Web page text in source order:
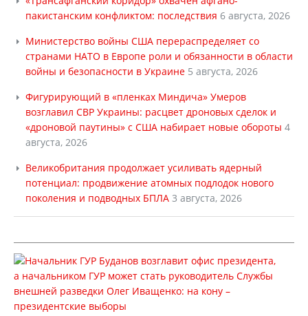
пакистанским конфликтом: последствия 6 августа, 2026
Министерство войны США перераспределяет со
странами НАТО в Европе роли и обязанности в области
войны и безопасности в Украине 5 августа, 2026
Фигурирующий в «пленках Миндича» Умеров
возглавил СВР Украины: расцвет дроновых сделок и
«дроновой паутины» с США набирает новые обороты 4
августа, 2026
Великобритания продолжает усиливать ядерный
потенциал: продвижение атомных подлодок нового
поколения и подводных БПЛА 3 августа, 2026